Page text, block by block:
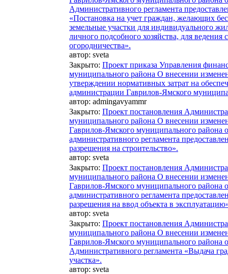
Административного регламента
«Постановка на учет граждан, желающих
земельные участки для индивидуального
личного подсобного хозяйства, для ведения
огородничества».
автор: sveta
Закрыто: Проект приказа Управления
муниципального района О внесении
утверждении нормативных затрат на
администрации Гаврилов-Ямского
автор: admingavyammr
Закрыто: Проект постановления
муниципального района О внесении
Гаврилов-Ямского муниципального
административного регламента
разрешения на строительство».
автор: sveta
Закрыто: Проект постановления
муниципального района О внесении
Гаврилов-Ямского муниципального
административного регламента
разрешения на ввод объекта в
автор: sveta
Закрыто: Проект постановления
муниципального района О внесении
Гаврилов-Ямского муниципального
Административного регламента «Выдача
участка».
автор: sveta